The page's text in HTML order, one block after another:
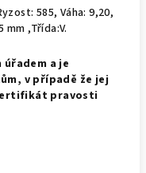
585, Váha: 9,20,
,Třída:V.
a je
v případě že jej
pravosti